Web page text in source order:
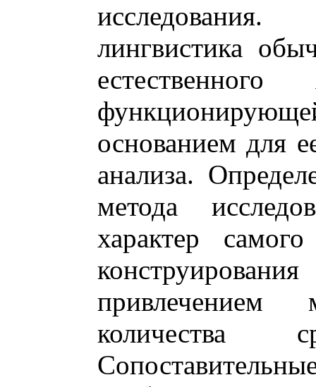
лингвистика
естественного
основанием для
анализа.
метода
характер
привлечением
количества